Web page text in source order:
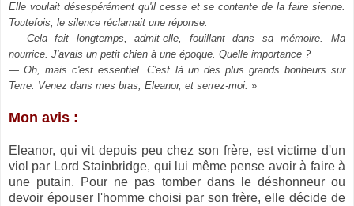
Elle voulait désespérément qu'il cesse et se contente de la faire sienne.
Toutefois, le silence réclamait une réponse.
— Cela fait longtemps, admit-elle, fouillant dans sa mémoire. Ma
nourrice. J'avais un petit chien à une époque. Quelle importance ?
— Oh, mais c'est essentiel. C'est là un des plus grands bonheurs sur
Terre. Venez dans mes bras, Eleanor, et serrez-moi. »
Mon avis :
Eleanor, qui vit depuis peu chez son frère, est victime d'un
viol par Lord Stainbridge, qui lui même pense avoir à faire à
une putain. Pour ne pas tomber dans le déshonneur ou
devoir épouser l'homme choisi par son frère, elle décide de